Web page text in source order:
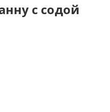
с содой